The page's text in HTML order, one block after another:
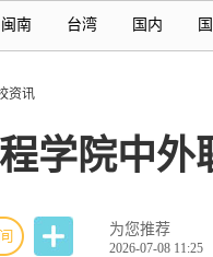
闽南 台湾 国内
资讯
学院中
为您推荐
2026-07-08 11:25